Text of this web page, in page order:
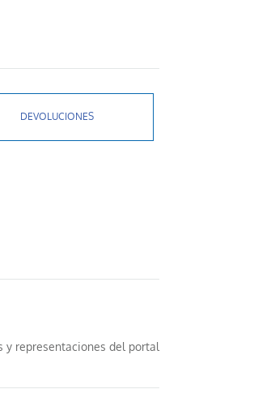
DEVOLUCIONES
y representaciones del portal